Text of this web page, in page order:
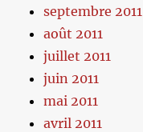
septembre 2011
août 2011
juillet 2011
juin 2011
mai 2011
avril 2011